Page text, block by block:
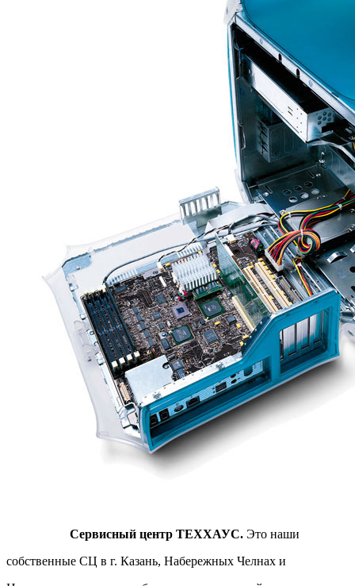
Сервисный центр ТЕХХАУС. Это наши
собственные СЦ в г. Казань, Набережных Челнах и